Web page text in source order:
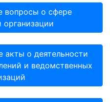
вопросы о сфере
организации
о деятельности
и ведомственных